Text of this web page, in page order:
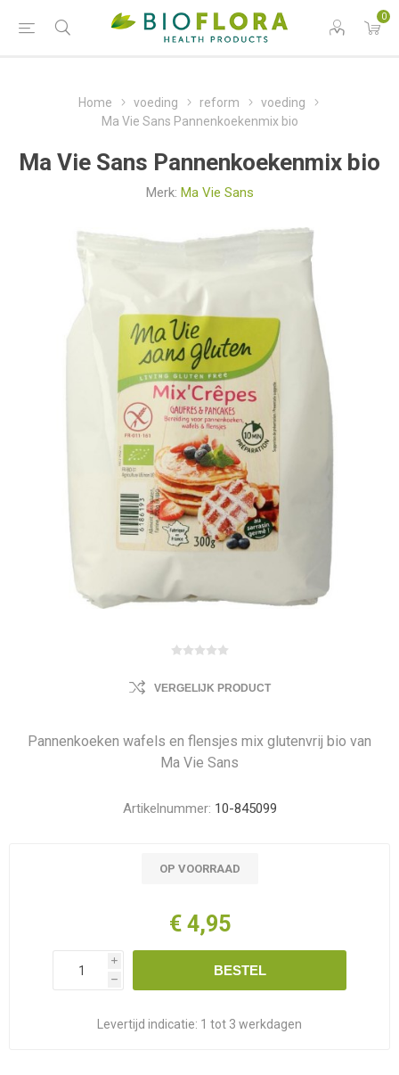
0
Home voeding reform
voeding
Ma Vie Sans Pannenkoekenmix bio
Ma Vie Sans Pannenkoekenmix bio
Merk: Ma Vie Sans
VERGELIJK PRODUCT
Pannenkoeken wafels en flensjes mix glutenvrij bio van
Ma Vie Sans
Artikelnummer: 10-845099
OP VOORRAAD
€ 4,95
i
h
BESTEL
Levertijd indicatie: 1 tot 3 werkdagen